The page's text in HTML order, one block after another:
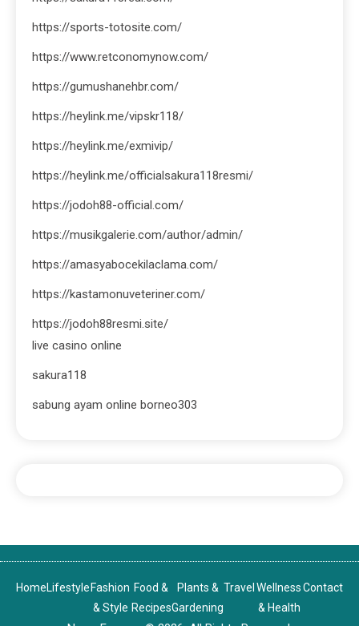
https://sports-totosite.com/
https://www.retconomynow.com/
https://gumushanehbr.com/
https://heylink.me/vipskr118/
https://heylink.me/exmivip/
https://heylink.me/officialsakura118resmi/
https://jodoh88-official.com/
https://musikgalerie.com/author/admin/
https://amasyabocekilaclama.com/
https://kastamonuveteriner.com/
https://jodoh88resmi.site/
live casino online
sakura118
sabung ayam online borneo303
HomeLifestyle Fashion
& Style
Food &
Recipes
Plants &
Gardening
Travel Wellness
& Health
Contact